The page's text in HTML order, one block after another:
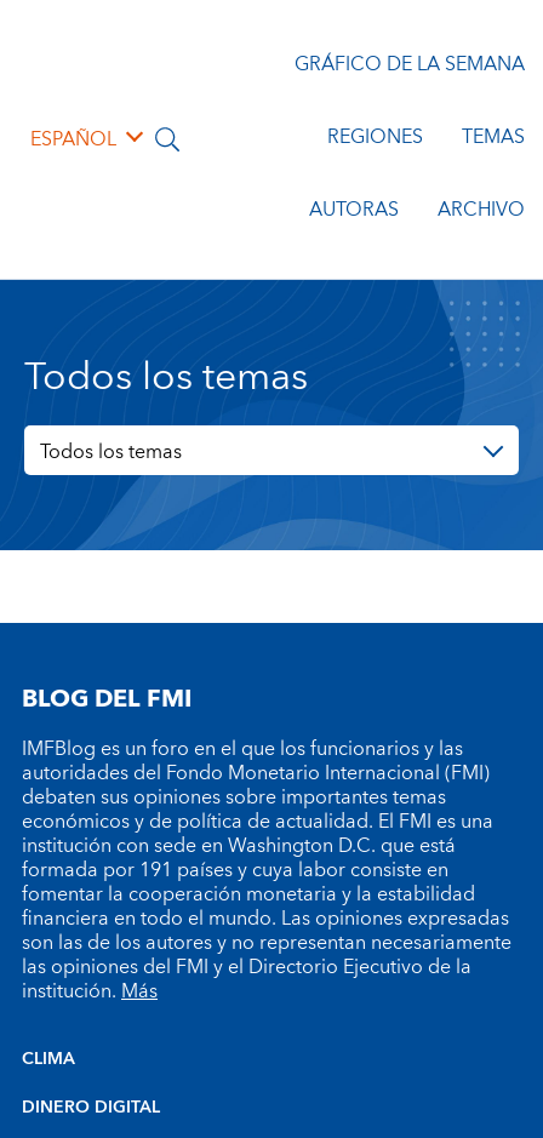
ESPAÑOL
GRÁFICO DE LA SEMANA
REGIONES TEMAS
AUTORAS ARCHIVO
Todos los temas
Todos los temas
BLOG DEL FMI
IMFBlog es un foro en el que los funcionarios y las
autoridades del Fondo Monetario Internacional (FMI)
debaten sus opiniones sobre importantes temas
económicos y de política de actualidad. El FMI es una
institución con sede en Washington D.C. que está
formada por 191 países y cuya labor consiste en
fomentar la cooperación monetaria y la estabilidad
financiera en todo el mundo. Las opiniones expresadas
son las de los autores y no representan necesariamente
las opiniones del FMI y el Directorio Ejecutivo de la
institución.Más
CLIMA
DINERO DIGITAL